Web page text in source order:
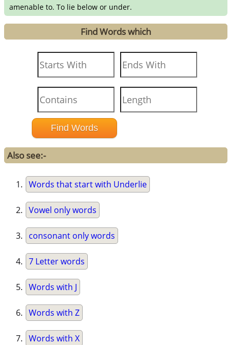
amenable to. To lie below or under.
Find Words which
Also see:-
Words that start with Underlie
Vowel only words
consonant only words
7 Letter words
Words with J
Words with Z
Words with X